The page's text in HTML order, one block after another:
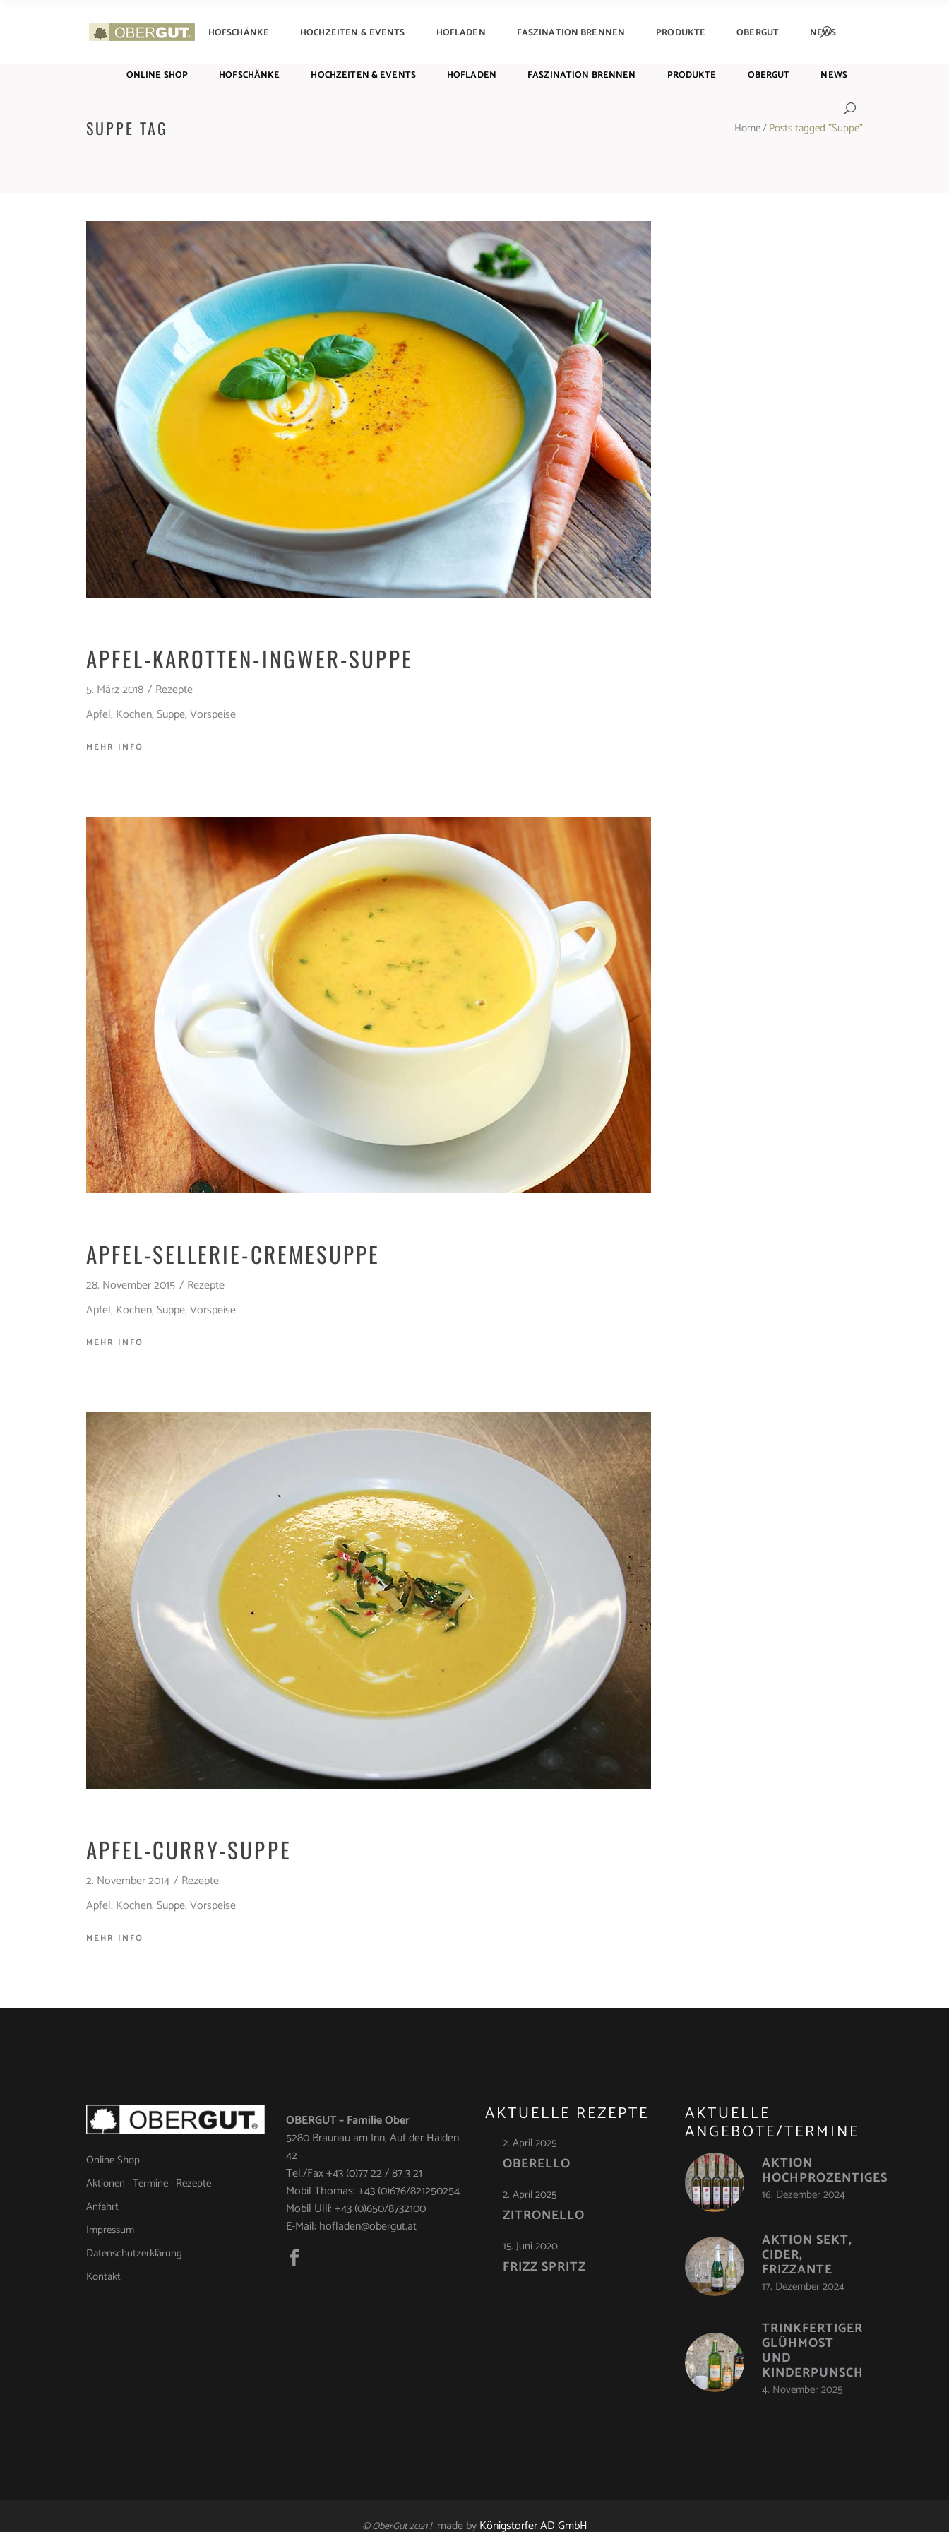
ONLINE SHOP HOFSCHÄNKE HOCHZEITEN & EVENTS HOFLADEN FASZINATION BRENNEN PRODUKTE OBERGUT NEWS
ONLINE SHOP HOFSCHÄNKE HOCHZEITEN & EVENTS HOFLADEN FASZINATION BRENNEN PRODUKTE OBERGUT NEWS
SUPPE TAG Home/Posts tagged "Suppe"
APFEL-KAROTTEN-INGWER-SUPPE
5. März 2018
Rezepte
Apfel,Kochen,Suppe,Vorspeise
MEHR INFO
APFEL-SELLERIE-CREMESUPPE
28. November 2015
Rezepte
Apfel,Kochen,Suppe,Vorspeise
MEHR INFO
APFEL-CURRY-SUPPE
2. November 2014
Rezepte
Apfel,Kochen,Suppe,Vorspeise
MEHR INFO
Online Shop
Aktionen · Termine · Rezepte
Anfahrt
Impressum
Datenschutzerklärung
Kontakt
OBERGUT – Familie Ober
5280 Braunau am Inn, Auf der Haiden
42
Tel./Fax +43 (0)77 22 / 87 3 21
Mobil Thomas: +43 (0)676/821250254
Mobil Ulli: +43 (0)650/8732100
E-Mail: hofladen@obergut.at
AKTUELLE REZEPTE
2. April 2025
OBERELLO
2. April 2025
ZITRONELLO
15. Juni 2020
FRIZZ SPRITZ
AKTUELLE
ANGEBOTE/TERMINE
AKTION
HOCHPROZENTIGES
16. Dezember 2024
AKTION SEKT,
CIDER,
FRIZZANTE
17. Dezember 2024
TRINKFERTIGER
GLÜHMOST
UND
KINDERPUNSCH
4. November 2025
© OberGut 2021 | made byKönigstorfer AD GmbH